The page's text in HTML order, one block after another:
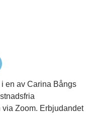
en av Carina Bångs
Zoom. Erbjudandet